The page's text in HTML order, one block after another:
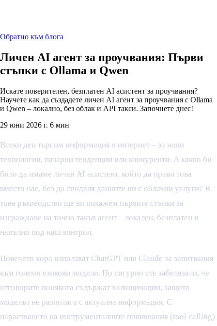
Обратно към блога
Личен AI агент за проучвания: Първи
стъпки с Ollama и Qwen
Искате поверителен, безплатен AI асистент за проучвания?
Научете как да създадете личен AI агент за проучвания с Ollama
и Qwen – локално, без облак и API такси. Започнете днес!
29 юни 2026 г. 6 мин
Всеки ден търсим информация в интернет – за нови
технологии, пазарни тенденции или конкуренти. А какво би
било да имаме личен AI асистент, който да прави това
вместо нас, без да споделя данните ни с облачни услуги? В
това ръководство ще ви покажем първите стъпки за
изграждане на точно такъв агент – локален, безплатен и
напълно под наш контрол.
Повечето хора използват ChatGPT или Claude за запитвания
към големи езикови модели. Но сигурно сте забелязали, че
отговорите понякога съдържат халюцинации, защото
моделът не разполага с актуална информация. С
нарастването на инструменталните повиквания (tool calling)